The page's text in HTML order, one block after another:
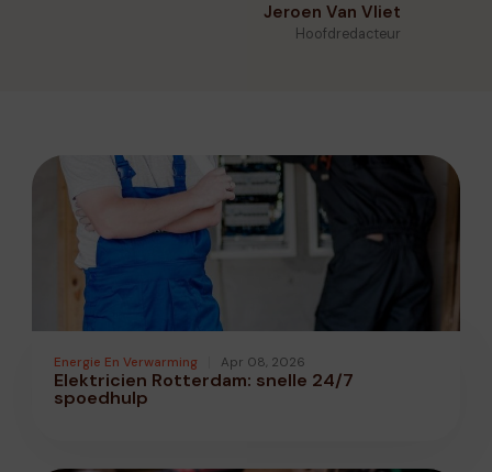
Jeroen Van Vliet
Hoofdredacteur
Energie En Verwarming Apr 08, 2026
Elektricien Rotterdam: snelle 24/7
spoedhulp